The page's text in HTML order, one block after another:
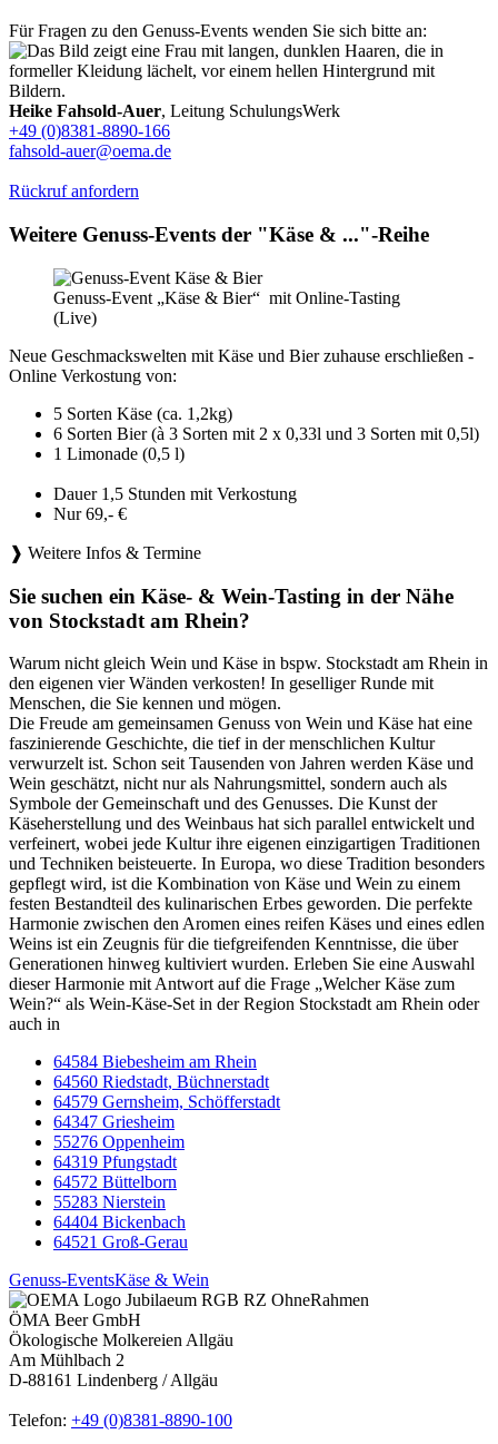
Für Fragen zu den Genuss-Events wenden Sie sich bitte an:
Heike Fahsold-Auer, Leitung SchulungsWerk
+49 (0)8381-8890-166
fahsold-auer@oema.de
Rückruf anfordern
Weitere Genuss-Events der "Käse & ..."-Reihe
Genuss-Event „Käse & Bier“ mit Online-Tasting
(Live)
Neue Geschmackswelten mit Käse und Bier zuhause erschließen -
Online Verkostung von:
5 Sorten Käse (ca. 1,2kg)
6 Sorten Bier (à 3 Sorten mit 2 x 0,33l und 3 Sorten mit 0,5l)
1 Limonade (0,5 l)
Dauer 1,5 Stunden mit Verkostung
Nur 69,- €
❱ Weitere Infos & Termine
Sie suchen ein Käse- & Wein-Tasting in der Nähe
von Stockstadt am Rhein?
Warum nicht gleich Wein und Käse in bspw. Stockstadt am Rhein in
den eigenen vier Wänden verkosten! In geselliger Runde mit
Menschen, die Sie kennen und mögen.
Die Freude am gemeinsamen Genuss von Wein und Käse hat eine
faszinierende Geschichte, die tief in der menschlichen Kultur
verwurzelt ist. Schon seit Tausenden von Jahren werden Käse und
Wein geschätzt, nicht nur als Nahrungsmittel, sondern auch als
Symbole der Gemeinschaft und des Genusses. Die Kunst der
Käseherstellung und des Weinbaus hat sich parallel entwickelt und
verfeinert, wobei jede Kultur ihre eigenen einzigartigen Traditionen
und Techniken beisteuerte. In Europa, wo diese Tradition besonders
gepflegt wird, ist die Kombination von Käse und Wein zu einem
festen Bestandteil des kulinarischen Erbes geworden. Die perfekte
Harmonie zwischen den Aromen eines reifen Käses und eines edlen
Weins ist ein Zeugnis für die tiefgreifenden Kenntnisse, die über
Generationen hinweg kultiviert wurden. Erleben Sie eine Auswahl
dieser Harmonie mit Antwort auf die Frage „Welcher Käse zum
Wein?“ als Wein-Käse-Set in der Region Stockstadt am Rhein oder
auch in
64584 Biebesheim am Rhein
64560 Riedstadt, Büchnerstadt
64579 Gernsheim, Schöfferstadt
64347 Griesheim
55276 Oppenheim
64319 Pfungstadt
64572 Büttelborn
55283 Nierstein
64404 Bickenbach
64521 Groß-Gerau
Genuss-EventsKäse & Wein
ÖMA Beer GmbH
Ökologische Molkereien Allgäu
Am Mühlbach 2
D-88161 Lindenberg / Allgäu
Telefon: +49 (0)8381-8890-100